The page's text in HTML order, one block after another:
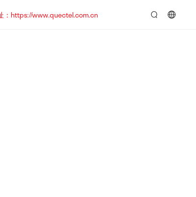
：https://www.quectel.com.cn